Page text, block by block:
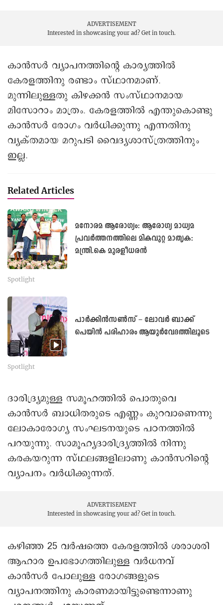
ADVERTISEMENT
Interested in showcasing your ad? Get in touch.
കാൻസർ വ്യാപനത്തിന്റെ കാര്യത്തിൽ
കേരളത്തിനു രണ്ടാം സ്ഥാനമാണ്.
മുന്നിലുള്ളതു കിഴക്കൻ സംസ്ഥാനമായ
മിസോറാം മാത്രം. കേരളത്തിൽ എന്തുകൊണ്ടു
കാൻസർ രോഗം വർധിക്കുന്നു എന്നതിനു
വ്യക്തമായ മറുപടി വൈദ്യശാസ്ത്രത്തിനും
ഇല്ല.
Related Articles
മനോരമ ആരോഗ്യം: ആരോഗ്യ മാധ്യമ
പ്രവർത്തനത്തിലെ മികവുറ്റ മാതൃക:
മന്ത്രി.കെ മുരളീധരൻ
Spotlight
പാർക്കിൻസൺസ് – ലോവർ ബാക്ക്
പെയിൻ പരിഹാരം ആയുർവേദത്തിലൂടെ
Spotlight
ദാരിദ്ര്യമുള്ള സമൂഹത്തിൽ പൊതുവെ
കാൻസർ ബാധിതരുടെ എണ്ണം കുറവാണെന്നു
ലോകാരോഗ്യ സംഘടനയുടെ പഠനത്തിൽ
പറയുന്നു. സാമൂഹ്യദാരിദ്ര്യത്തിൽ നിന്നു
കരകയറുന്ന സ്ഥലങ്ങളിലാണു കാൻസറിന്റെ
വ്യാപനം വർധിക്കുന്നത്.
ADVERTISEMENT
Interested in showcasing your ad? Get in touch.
കഴിഞ്ഞ 25 വർഷത്തെ കേരളത്തിൽ ശരാശരി
ആഹാര ഉപഭോഗത്തിലുള്ള വർധനവ്
കാൻസർ പോലുള്ള രോഗങ്ങളുടെ
വ്യാപനത്തിനു കാരണമായിട്ടുണ്ടെന്നാണു